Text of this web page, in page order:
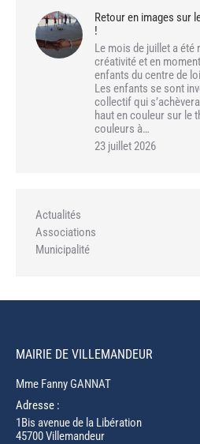
Retour en images sur
!
Le mois de juillet a été
créativité et en
enfants du centre de
Les enfants se sont
collectif qui
haut en couleur sur le
couleurs à…
23 juillet 2026
Actualités
Associations
Municipalité
MAIRIE DE VILLEMANDEUR
Mme Fanny GANNAT
Adresse :
1Bis avenue de la Libération
45700 Villemandeur